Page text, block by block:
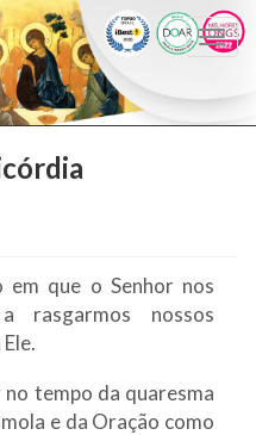
que o Senhor nos
rasgarmos nossos
tempo da quaresma
e da Oração como